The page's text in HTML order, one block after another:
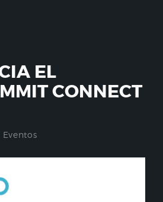
EL
CONNECT
Eventos